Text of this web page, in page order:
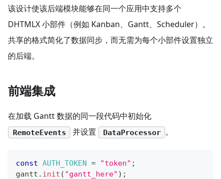
该设计使该后端模块能够在同一个应用中支持多个
DHTMLX 小部件（例如 Kanban、Gantt、Scheduler）。
共享的格式简化了数据同步，而无需为每个小部件设置独立
的后端。
前端集成
在加载 Gantt 数据的同一段代码中初始化
RemoteEvents 并设置 DataProcessor 。
const AUTH_TOKEN = "token" ;
gantt . init ( "gantt_here" ) ;